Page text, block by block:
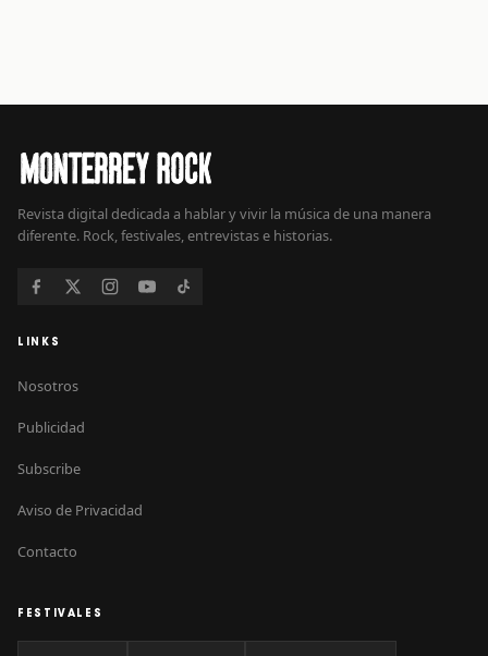
Revista digital dedicada a hablar y vivir la música de una manera
diferente. Rock, festivales, entrevistas e historias.
LINKS
Nosotros
Publicidad
Subscribe
Aviso de Privacidad
Contacto
FESTIVALES